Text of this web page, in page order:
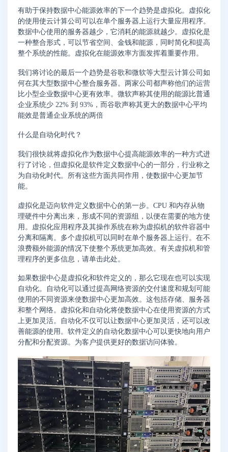
有助于保持数据中心能源效率的下一个趋​​势是虚拟化。虚拟化
的使用使云计算公司可以在单个服务器上运行大量应用程序。
数据中心使用的服务器越少，它消耗的能源就越少。虚拟化是
一种整合形式，可以节省空间、金钱和能源，同时简化和提高
整个系统的性能。虚拟化在能源效率方面发挥着重要作用。
我们将讨论的最后一个趋势是谷歌和微软等大型云计算公司如
何在其大型数据中心整合服务器。两家公司都声称他们的运营
比小型企业数据中心更有效率。微软声称其使用的能源比普通
企业系统少 22% 到 93%，而谷歌声称其更大的数据中心平均
能效是普通企业系统的两倍
什么是自动化时代？
我们很快就将虚拟化作为数据中心提高能源效率的一种方式进
行了讨论，但虚拟化是软件定义数据中心的一部分，行业称之
为自动化时代。所有这些方面共同作用，使数据中心更加节
能。
虚拟化是迈向软件定义数据中心的第一步。CPU 和内存从物
理硬件中分离出来，形成不同的资源组，以便在需要的地方使
用。虚拟化应用程序及其操作系统在称为虚拟机的软件容器中
分离和隔离。多个虚拟机可以同时在单个服务器上运行。在不
浪费额外能源的情况下使整个系统更加高效。有关虚拟机和管
理程序的更多信息，请单击此处。
如果数据中心是虚拟化和软件定义的，那么它现在也可以实现
自动化。自动化可以通过提高网络资源的交付速度和规划可能
使用的不同资源来使数据中心更加高效。这包括存储、服务器
和整个网络。虚拟化和自动化将使数据中心在使用资源的方式
上更加灵活。自动化不仅可以让数据中心更加灵活，还可以改
善能源的使用。软件定义的自动化数据中心可以更快地向用户
分配和分配资源。为客户提供更好的数据访问体验。